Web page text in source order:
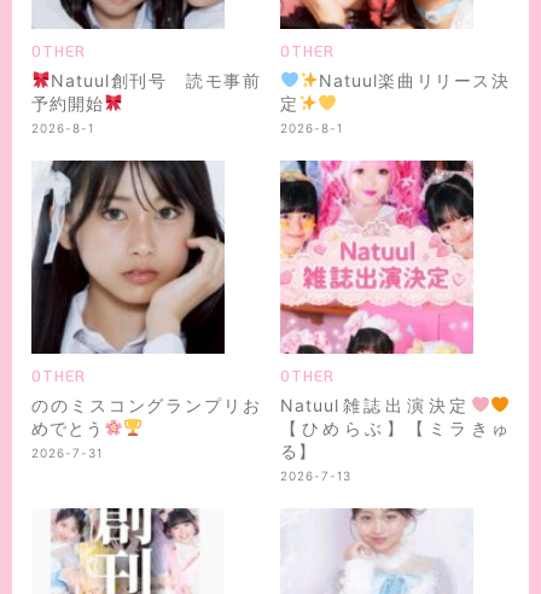
OTHER
Natuul創刊号 読モ事前
予約開始
2026-8-1
OTHER
Natuul楽曲リリース決
定
2026-8-1
OTHER
ののミスコングランプリお
めでとう
2026-7-31
OTHER
Natuul雑誌出演決定
【ひめらぶ】【ミラきゅ
る】
2026-7-13